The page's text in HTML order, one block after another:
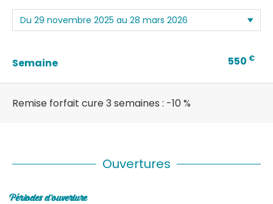
Semaine 550 €
Remise forfait cure 3 semaines : -10 %
Ouvertures
Périodes d'ouverture